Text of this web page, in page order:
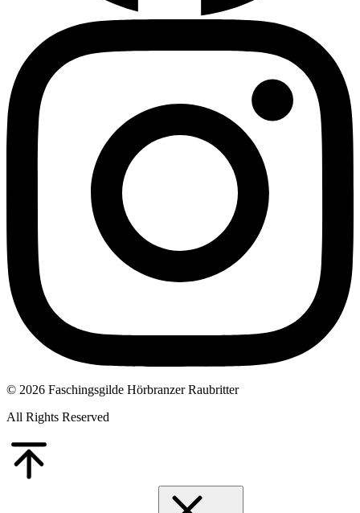
© 2026 Faschingsgilde Hörbranzer Raubritter
All Rights Reserved